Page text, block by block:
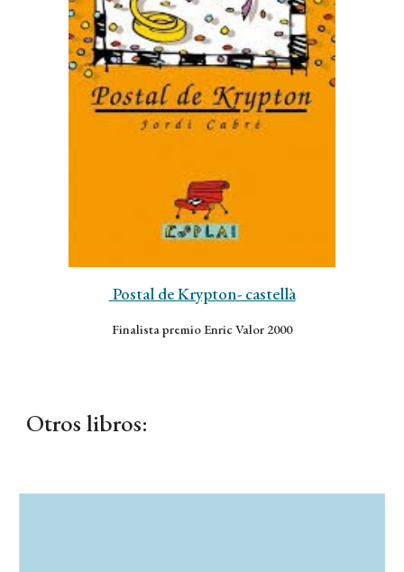
Postal de Krypton- castellà
Finalista premio Enric Valor 2000
Otros libros: